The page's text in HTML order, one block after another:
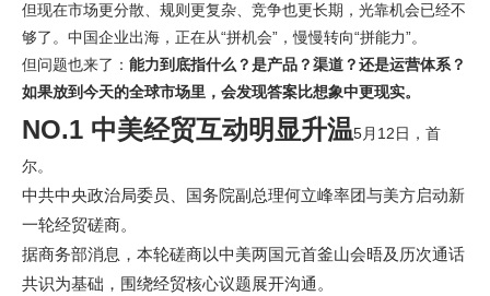
但现在市场更分散、规则更复杂、竞争也更长期，光靠机会已经不
够了。中国企业出海，正在从“拼机会”，慢慢转向“拼能力”。
但问题也来了： 能力到底指什么？是产品？渠道？还是运营体系？
如果放到今天的全球市场里，会发现答案比想象中更现实。
NO.1 中美经贸互动明显升温5月12日，首
尔。
中共中央政治局委员、国务院副总理何立峰率团与美方启动新
一轮经贸磋商。
据商务部消息，本轮磋商以中美两国元首釜山会晤及历次通话
共识为基础，围绕经贸核心议题展开沟通。